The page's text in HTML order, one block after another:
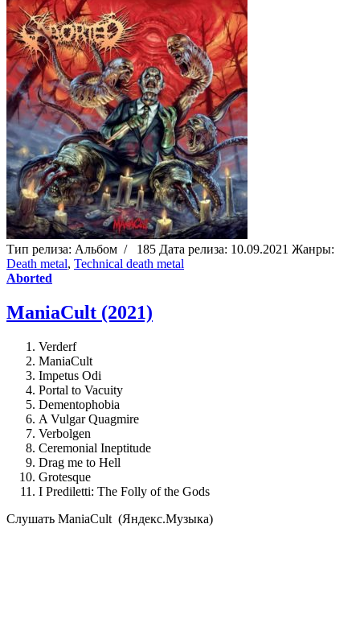
Тип релиза: Альбом / 185 Дата релиза: 10.09.2021 Жанры:
Death metal, Technical death metal
Aborted
ManiaCult (2021)
Verderf
ManiaCult
Impetus Odi
Portal to Vacuity
Dementophobia
A Vulgar Quagmire
Verbolgen
Ceremonial Ineptitude
Drag me to Hell
Grotesque
I Prediletti: The Folly of the Gods
Cлушать ManiaCult (Яндекс.Музыка)